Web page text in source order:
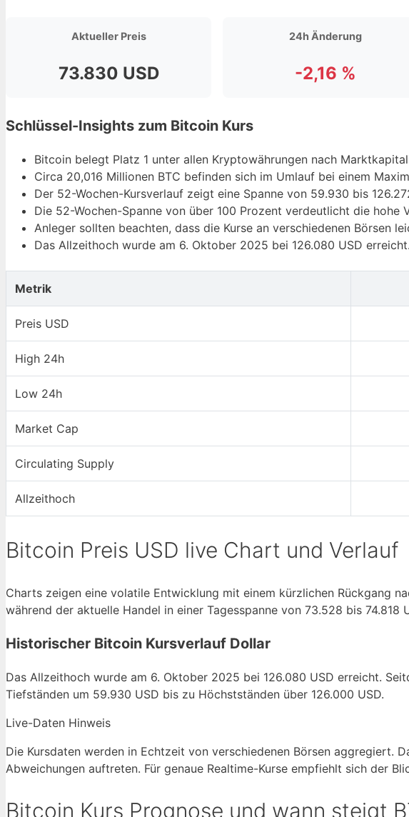
Aktueller Preis
73.830 USD
24h Änderung
-2,16 %
Schlüssel-Insights zum Bitcoin Kurs
Bitcoin belegt Platz 1 unter allen Kryptowährungen nach
Circa 20,016 Millionen BTC befinden sich im Umlauf bei einem
Der 52-Wochen-Kursverlauf zeigt eine Spanne von 59.930 bis
Die 52-Wochen-Spanne von über 100 Prozent verdeutlicht die hohe
Anleger sollten beachten, dass die Kurse an verschiedenen Börsen
Das Allzeithoch wurde am 6. Oktober 2025 bei 126.080 USD erreicht.
Metrik
Preis USD
High 24h
Low 24h
Market Cap
Circulating Supply
Allzeithoch
Bitcoin Preis USD live Chart und Verlauf
Charts zeigen eine volatile Entwicklung mit einem kürzlichen Rückgang
während der aktuelle Handel in einer Tagesspanne von 73.528 bis 74.818
Historischer Bitcoin Kursverlauf Dollar
Das Allzeithoch wurde am 6. Oktober 2025 bei 126.080 USD erreicht.
Tiefständen um 59.930 USD bis zu Höchstständen über 126.000 USD.
Live-Daten Hinweis
Die Kursdaten werden in Echtzeit von verschiedenen Börsen
Abweichungen auftreten. Für genaue Realtime-Kurse empfiehlt sich der
Bitcoin Kurs Prognose und wann steigt